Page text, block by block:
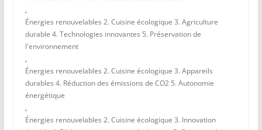
,
Énergies renouvelables 2. Cuisine écologique 3. Agriculture
durable 4. Technologies innovantes 5. Préservation de
l'environnement
,
Énergies renouvelables 2. Cuisine écologique 3. Appareils
durables 4. Réduction des émissions de CO2 5. Autonomie
énergétique
,
Énergies renouvelables 2. Cuisine écologique 3. Innovation